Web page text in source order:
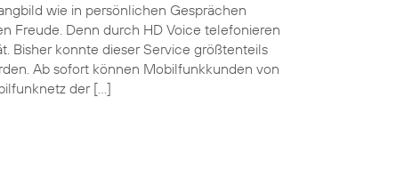
wie in persönlichen Gesprächen
Freude. Denn durch HD Voice telefonieren
Bisher konnte dieser Service größtenteils
Ab sofort können Mobilfunkkunden von
der […]